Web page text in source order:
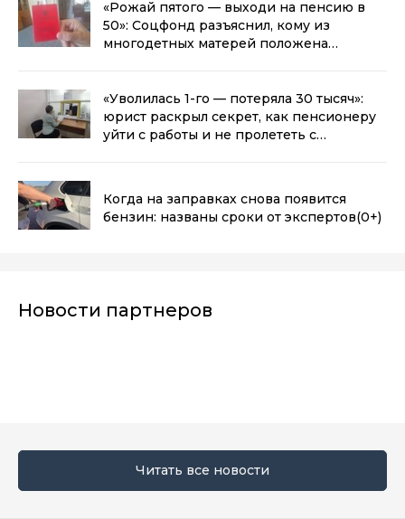
«Рожай пятого — выходи на пенсию в
50»: Соцфонд разъяснил, кому из
многодетных матерей положена
«Уволилась 1-го — потеряла 30 тысяч»:
юрист раскрыл секрет, как пенсионеру
уйти с работы и не пролететь с
Когда на заправках снова появится
бензин: названы сроки от экспертов(0+)
Новости партнеров
Читать все новости